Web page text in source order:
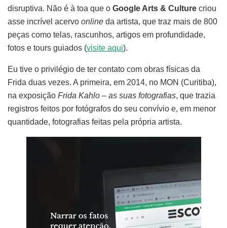
disruptiva. Não é à toa que o Google Arts & Culture criou
asse incrível acervo online da artista, que traz mais de 800
peças como telas, rascunhos, artigos em profundidade,
fotos e tours guiados (visite aqui).
Eu tive o privilégio de ter contato com obras físicas da
Frida duas vezes. A primeira, em 2014, no MON (Curitiba),
na exposição Frida Kahlo – as suas fotografias, que trazia
registros feitos por fotógrafos do seu convívio e, em menor
quantidade, fotografias feitas pela própria artista.